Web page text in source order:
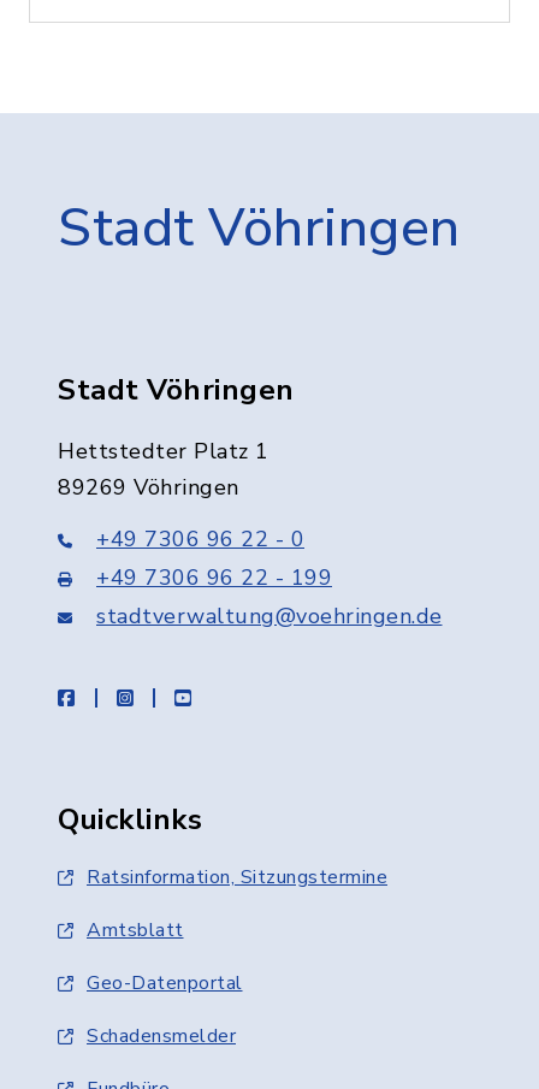
Stadt Vöhringen
Stadt Vöhringen
Hettstedter Platz 1
89269 Vöhringen
+49 7306 96 22 - 0
+49 7306 96 22 - 199
stadtverwaltung@voehringen.de
facebookinstagramyoutube
Quicklinks
Ratsinformation, Sitzungstermine
Amtsblatt
Geo-Datenportal
Schadensmelder